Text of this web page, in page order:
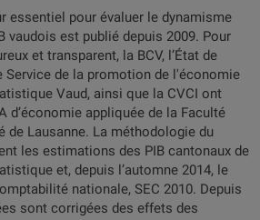
essentiel pour évaluer le dynamisme
vaudois est publié depuis 2009. Pour
et transparent, la BCV, l’État de
Service de la promotion de l'économie
Vaud, ainsi que la CVCI ont
d’économie appliquée de la Faculté
de Lausanne. La méthodologie du
les estimations des PIB cantonaux de
et, depuis l’automne 2014, le
nationale, SEC 2010. Depuis
sont corrigées des effets des